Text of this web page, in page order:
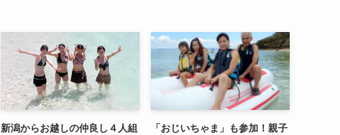
新潟からお越しの仲良し４人組
「おじいちゃま」も参加！親子